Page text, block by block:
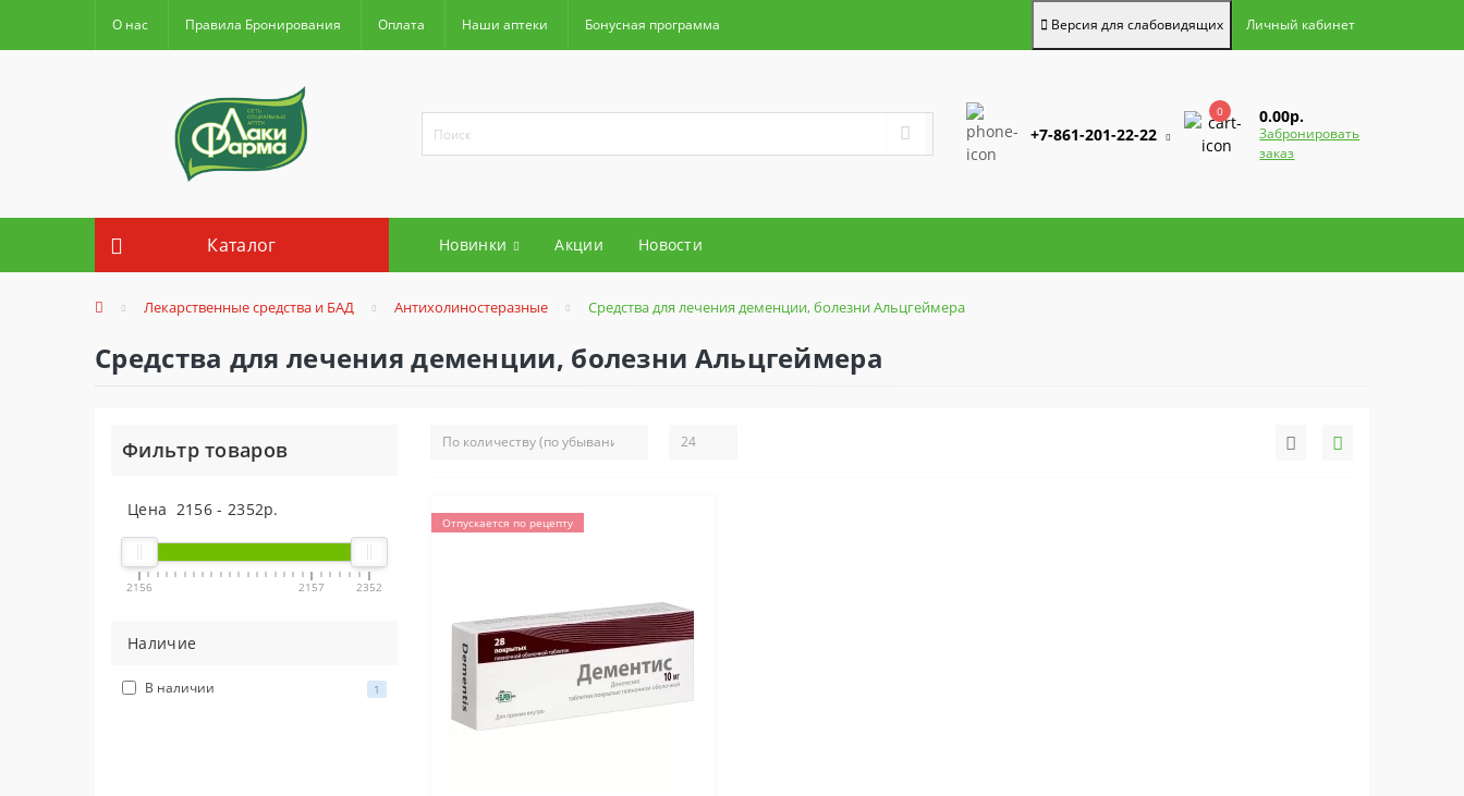
О нас Правила Бронирования Оплата Наши аптеки Бонусная программа Версия для слабовидящих Личный кабинет
+7-861-201-22-22
0 0.00р.
Забронировать
заказ
Каталог Новинки Акции Новости
Лекарственные средства и БАД Антихолиностеразные Средства для лечения деменции, болезни Альцгеймера
Средства для лечения деменции, болезни Альцгеймера
Фильтр товаров
Цена 2156 - 2352р.
2156 2157 2352
Наличие
В наличии 1
Отпускается по рецепту